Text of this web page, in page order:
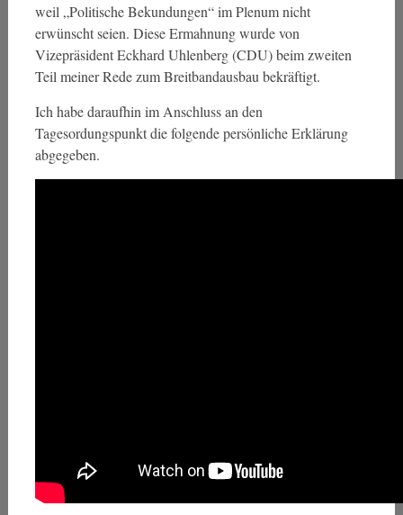
weil „Politische Bekundungen“ im Plenum nicht
erwünscht seien. Diese Ermahnung wurde von
Vizepräsident Eckhard Uhlenberg (CDU) beim zweiten
Teil meiner Rede zum Breitbandausbau bekräftigt.
Ich habe daraufhin im Anschluss an den
Tagesordungspunkt die folgende persönliche Erklärung
abgegeben.